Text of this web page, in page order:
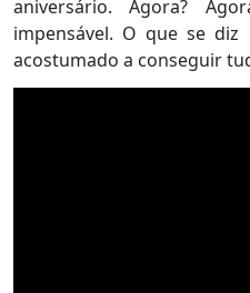
aniversário. Agora?
impensável. O que se
acostumado a conseguir